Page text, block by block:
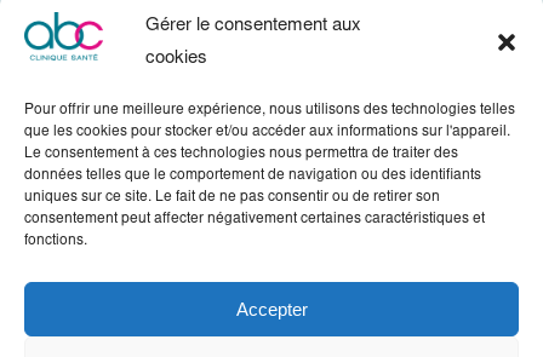
Gérer le consentement aux
cookies
Pour offrir une meilleure expérience, nous utilisons des technologies telles
que les cookies pour stocker et/ou accéder aux informations sur l'appareil.
Le consentement à ces technologies nous permettra de traiter des
données telles que le comportement de navigation ou des identifiants
uniques sur ce site. Le fait de ne pas consentir ou de retirer son
consentement peut affecter négativement certaines caractéristiques et
fonctions.
Accepter
Trois-Rivières
Valleyfield
Mirabel
Vaudreuil-Dorion